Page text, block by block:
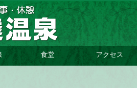
食堂 アクセス